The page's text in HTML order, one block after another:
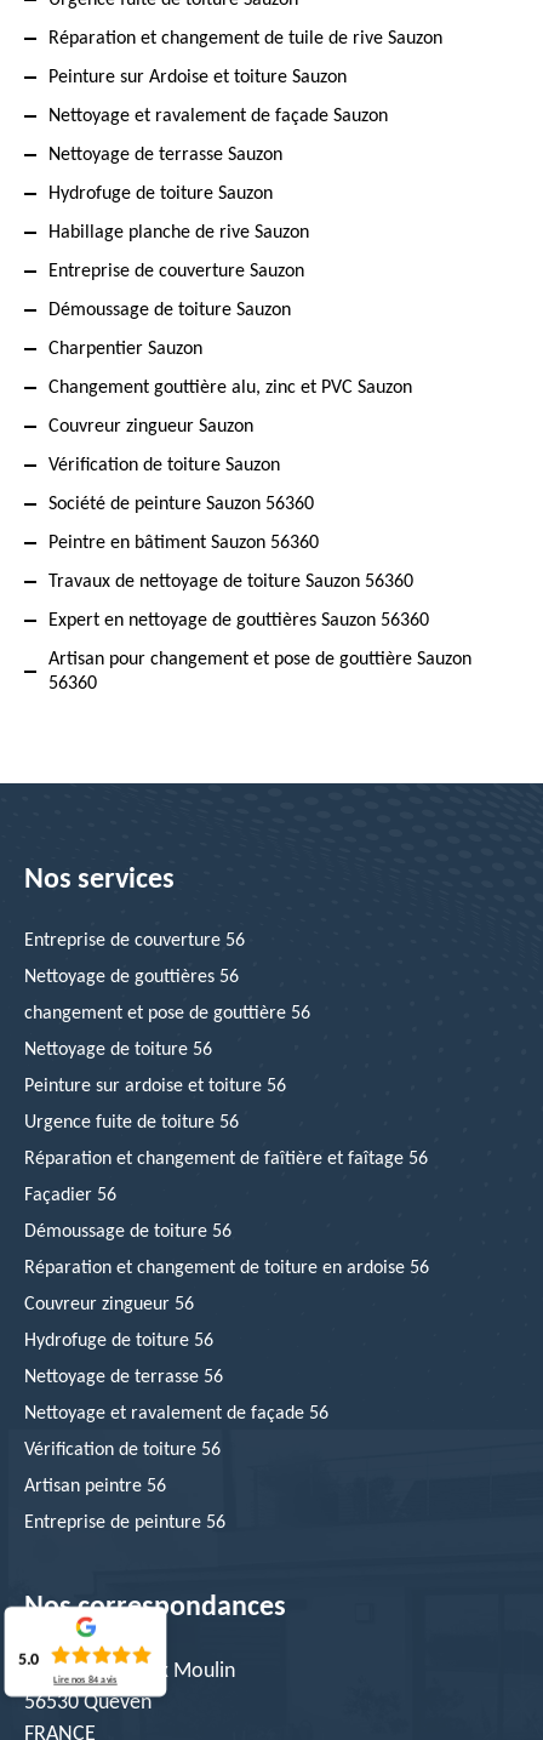
Réparation et changement de tuile de rive Sauzon
Peinture sur Ardoise et toiture Sauzon
Nettoyage et ravalement de façade Sauzon
Nettoyage de terrasse Sauzon
Hydrofuge de toiture Sauzon
Habillage planche de rive Sauzon
Entreprise de couverture Sauzon
Démoussage de toiture Sauzon
Charpentier Sauzon
Changement gouttière alu, zinc et PVC Sauzon
Couvreur zingueur Sauzon
Vérification de toiture Sauzon
Société de peinture Sauzon 56360
Peintre en bâtiment Sauzon 56360
Travaux de nettoyage de toiture Sauzon 56360
Expert en nettoyage de gouttières Sauzon 56360
Artisan pour changement et pose de gouttière Sauzon
56360
Nos services
Entreprise de couverture 56
Nettoyage de gouttières 56
changement et pose de gouttière 56
Nettoyage de toiture 56
Peinture sur ardoise et toiture 56
Urgence fuite de toiture 56
Réparation et changement de faîtière et faîtage 56
Façadier 56
Démoussage de toiture 56
Réparation et changement de toiture en ardoise 56
Couvreur zingueur 56
Hydrofuge de toiture 56
Nettoyage de terrasse 56
Nettoyage et ravalement de façade 56
Vérification de toiture 56
Artisan peintre 56
Entreprise de peinture 56
Nos correspondances
10 RUE du Vieux Moulin
56530 Quéven
FRANCE
5.0
Lire nos84 avis